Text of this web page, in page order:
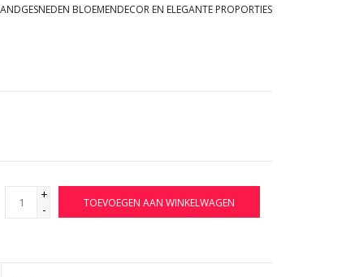
BLOEMENDECOR EN ELEGANTE PROPORTIES
+
-
TOEVOEGEN AAN WINKELWAGEN